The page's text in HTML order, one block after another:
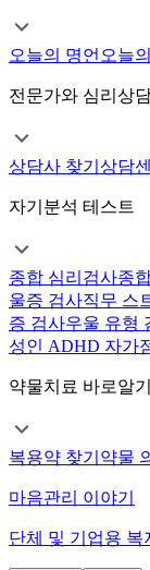
오늘의 명언 오늘
전문가와 심리상
상담사 찾기 상담
자기분석 테스트
종합 심리검사종
울증 검사직무 스
증 검사우울 유형
성인 ADHD 자가
약물치료 바로알기
복용약 찾기 약물
마음관리 이야기
단체 및 기업용 복